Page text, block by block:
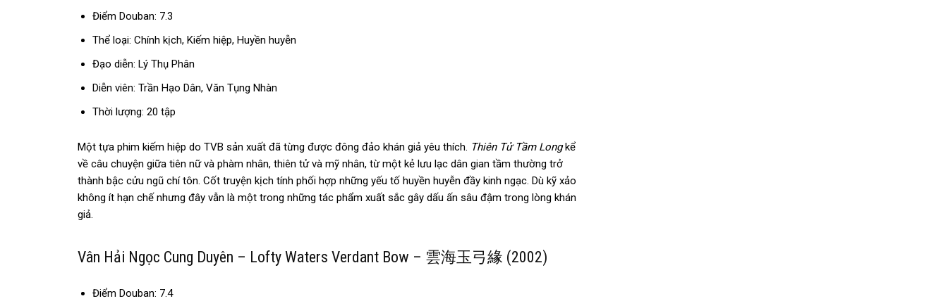
Điểm Douban: 7.3
Thể loại: Chính kịch, Kiếm hiệp, Huyền huyễn
Đạo diễn: Lý Thụ Phân
Diễn viên: Trần Hạo Dân, Văn Tụng Nhàn
Thời lượng: 20 tập
Một tựa phim kiếm hiệp do TVB sản xuất đã từng được đông đảo khán giả yêu thích. Thiên Tử Tầm Longkể
về câu chuyện giữa tiên nữ và phàm nhân, thiên tử và mỹ nhân, từ một kẻ lưu lạc dân gian tầm thường trở
thành bậc cửu ngũ chí tôn. Cốt truyện kịch tính phối hợp những yếu tố huyền huyễn đầy kinh ngạc. Dù kỹ xảo
không ít hạn chế nhưng đây vẫn là một trong những tác phẩm xuất sắc gây dấu ấn sâu đậm trong lòng khán
giả.
Vân Hải Ngọc Cung Duyên – Lofty Waters Verdant Bow – 雲海玉弓緣 (2002)
Điểm Douban: 7.4